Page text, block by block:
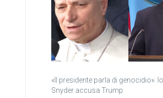
«Il presidente parla di genocidio»:
Snyder accusa Trump